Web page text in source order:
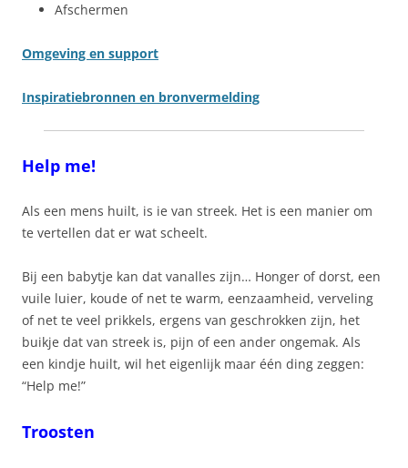
Afschermen
Omgeving en support
Inspiratiebronnen en bronvermelding
Help me!
Als een mens huilt, is ie van streek. Het is een manier om
te vertellen dat er wat scheelt.
Bij een babytje kan dat vanalles zijn… Honger of dorst, een
vuile luier, koude of net te warm, eenzaamheid, verveling
of net te veel prikkels, ergens van geschrokken zijn, het
buikje dat van streek is, pijn of een ander ongemak. Als
een kindje huilt, wil het eigenlijk maar één ding zeggen:
“Help me!”
Troosten